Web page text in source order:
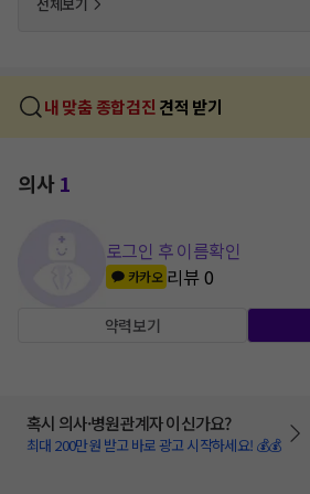
내 맞춤 종합검진 견적 받기
의사1
로그인 후 이름확인
카카오 리뷰0
약력보기
혹시 의사·병원관계자 이신가요?
최대 200만원 받고 바로 광고 시작하세요! 💰💰